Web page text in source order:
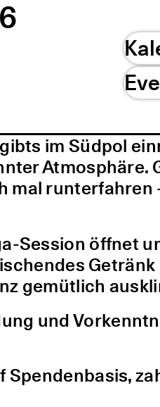
im Südpol
Atmosphäre.
mal runterfahren
Session öffnet
gemütlich
und
Spendenbasis,